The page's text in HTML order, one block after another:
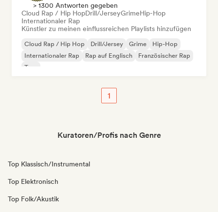
> 1300 Antworten gegeben
Cloud Rap / Hip HopDrill/JerseyGrimeHip-Hop
Internationaler Rap
Künstler zu meinen einflussreichen Playlists hinzufügen
Cloud Rap / Hip Hop Drill/Jersey Grime
Hip-Hop
Internationaler Rap
Rap auf Englisch
Französischer Rap
Trap
1
Kuratoren/Profis nach Genre
Top Klassisch/Instrumental
Top Elektronisch
Top Folk/Akustik